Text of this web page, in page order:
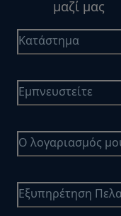
μαζί μας
Κατάστημα
Εμπνευστείτε
Ο λογαριασμός
Εξυπηρέτηση